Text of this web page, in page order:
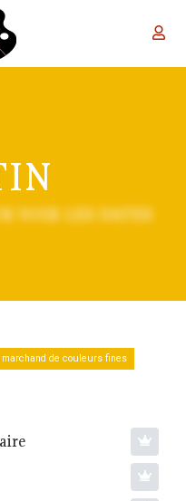
VOIR LES DATES
marchand de couleurs fines